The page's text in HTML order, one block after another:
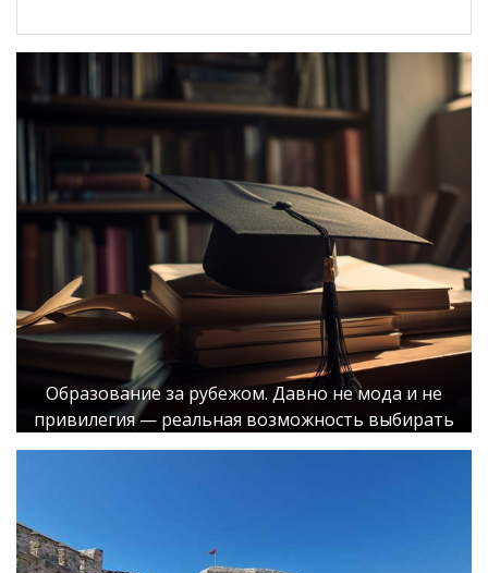
Образование за рубежом. Давно не мода и не
привилегия — реальная возможность выбирать